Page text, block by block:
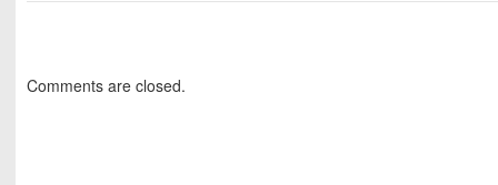
Comments are closed.